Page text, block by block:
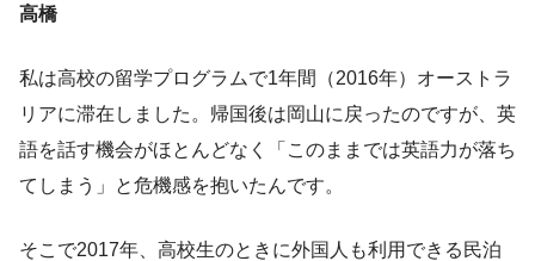
高橋
私は高校の留学プログラムで1年間（2016年）オーストラ
リアに滞在しました。帰国後は岡山に戻ったのですが、英
語を話す機会がほとんどなく「このままでは英語力が落ち
てしまう」と危機感を抱いたんです。
そこで2017年、高校生のときに外国人も利用できる民泊